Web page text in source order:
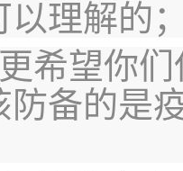
以理解的
希望你
防备的是